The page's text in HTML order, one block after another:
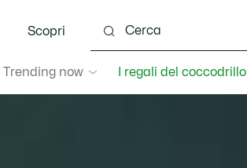
Scopri
Trending now I regali del coccodrillo